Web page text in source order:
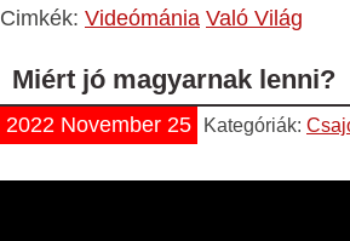
Cimkék: Videómánia Való Világ
Miért jó magyarnak lenni?
2022 November 25 Kategóriák: